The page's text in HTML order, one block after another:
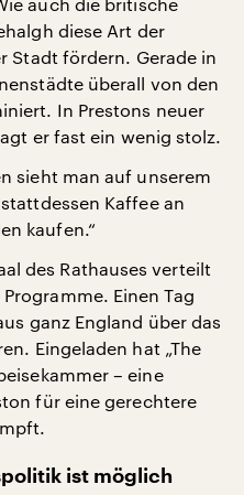
diese Art der
Stadt fördern. Gerade in
überall von den
In Prestons neuer
er fast ein wenig stolz.
sieht man auf unserem
Kaffee an
kaufen.“
des Rathauses verteilt
Einen Tag
ganz England über das
Eingeladen hat „The
– eine
für eine gerechtere
ist möglich